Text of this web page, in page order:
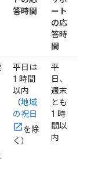
答時間
ート
の応
答時
間
平日は
1 時間
以内
（地域
の祝日
を除
く）
平
日、
週末
とも
1 時
間以
内